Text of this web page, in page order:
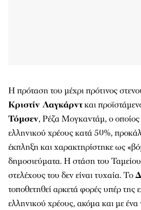
Η πρόταση του μέχρι πρότινος
Κριστίν Λαγκάρντκαι
Τόμσεν, Ρέζα Μογκαντάμ, ο οποίος
ελληνικού χρέους κατά 50%,
έκπληξη και χαρακτηρίστηκε ως
δημοσιεύματα. Η στάση του Ταμείου
στελέχους του δεν είναι τυχαία. Το
τοποθετηθεί αρκετά φορές υπέρ της
ελληνικού χρέους, ακόμα και με